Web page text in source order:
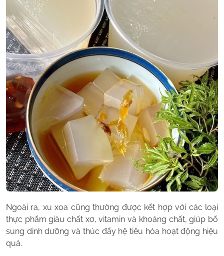
Ngoài ra, xu xoa cũng thường được kết hợp với các loại
thực phẩm giàu chất xơ, vitamin và khoáng chất, giúp bổ
sung dinh dưỡng và thúc đẩy hệ tiêu hóa hoạt động hiệu
quả.